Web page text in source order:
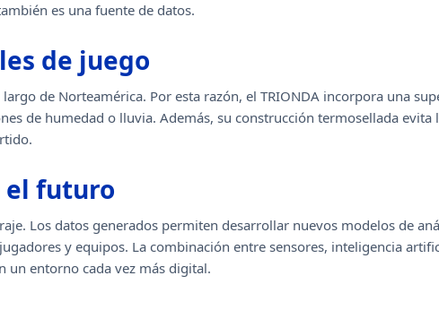
es una fuente de datos.
de juego
de Norteamérica. Por esta razón, el TRIONDA incorpora una
de humedad o lluvia. Además, su construcción termosellada evita
el futuro
Los datos generados permiten desarrollar nuevos modelos de
y equipos. La combinación entre sensores, inteligencia
un entorno cada vez más digital.